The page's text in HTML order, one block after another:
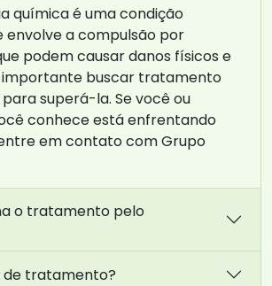
química é uma condição
envolve a compulsão por
podem causar danos físicos e
importante buscar tratamento
superá-la. Se você ou
conhece está enfrentando
em contato com Grupo
o tratamento pelo
de tratamento?